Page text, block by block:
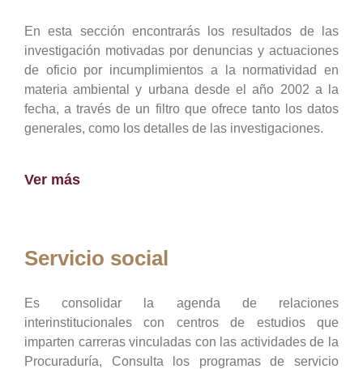
En esta sección encontrarás los resultados de las
investigación motivadas por denuncias y actuaciones
de oficio por incumplimientos a la normatividad en
materia ambiental y urbana desde el año 2002 a la
fecha, a través de un filtro que ofrece tanto los datos
generales, como los detalles de las investigaciones.
Ver más
Servicio social
Es consolidar la agenda de relaciones
interinstitucionales con centros de estudios que
imparten carreras vinculadas con las actividades de la
Procuraduría, Consulta los programas de servicio